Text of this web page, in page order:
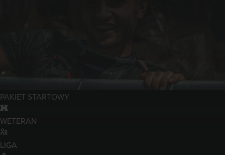
KORONA
PAKIET STARTOWY
fort
WETERAN
LIGA